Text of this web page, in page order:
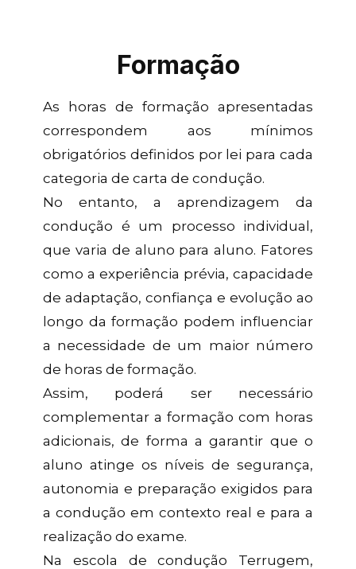
Formação
As horas de formação apresentadas
correspondem aos mínimos
obrigatórios definidos por lei para cada
categoria de carta de condução.
No entanto, a aprendizagem da
condução é um processo individual,
que varia de aluno para aluno. Fatores
como a experiência prévia, capacidade
de adaptação, confiança e evolução ao
longo da formação podem influenciar
a necessidade de um maior número
de horas de formação.
Assim, poderá ser necessário
complementar a formação com horas
adicionais, de forma a garantir que o
aluno atinge os níveis de segurança,
autonomia e preparação exigidos para
a condução em contexto real e para a
realização do exame.
Na escola de condução Terrugem,